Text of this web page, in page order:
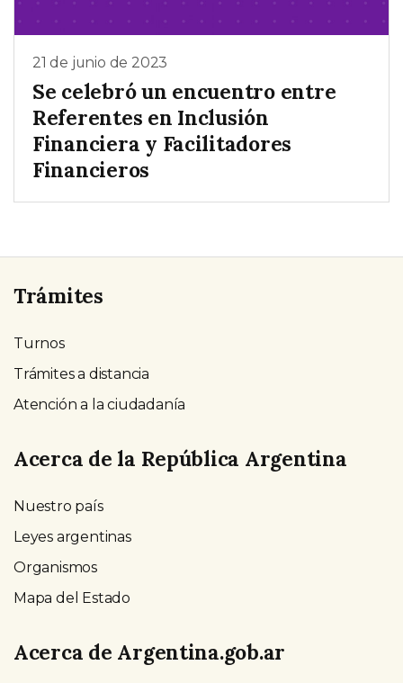
21 de junio de 2023
Se celebró un encuentro entre
Referentes en Inclusión
Financiera y Facilitadores
Financieros
Trámites
Turnos
Trámites a distancia
Atención a la ciudadanía
Acerca de la República Argentina
Nuestro país
Leyes argentinas
Organismos
Mapa del Estado
Acerca de Argentina.gob.ar